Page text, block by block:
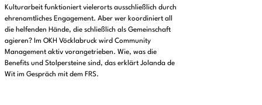
Kulturarbeit funktioniert vielerorts ausschließlich durch
ehrenamtliches Engagement. Aber wer koordiniert all
die helfenden Hände, die schließlich als Gemeinschaft
agieren? Im OKH Vöcklabruck wird Community
Management aktiv vorangetrieben. Wie, was die
Benefits und Stolpersteine sind, das erklärt Jolanda de
Wit im Gespräch mit dem FRS.